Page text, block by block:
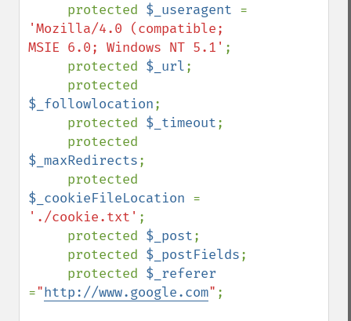
     protected
$_useragent
'Mozilla/4.0 (compatible;
MSIE 6.0; Windows NT 5.1' ;
     protected
$_url;
$_followlocation;
     protected
$_timeout;
$_maxRedirects;
$_cookieFileLocation
'./cookie.txt' ;
     protected
$_post;
     protected
$_postFields;
     protected
="http://www.google.com" ;